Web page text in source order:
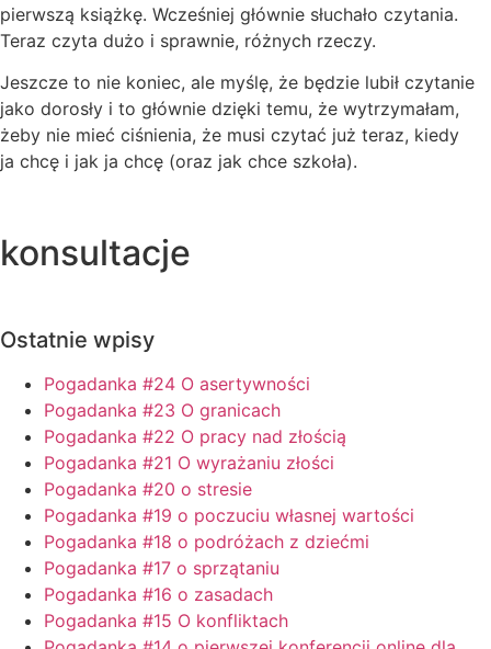
pierwszą książkę. Wcześniej głównie słuchało czytania.
Teraz czyta dużo i sprawnie, różnych rzeczy.
Jeszcze to nie koniec, ale myślę, że będzie lubił czytanie
jako dorosły i to głównie dzięki temu, że wytrzymałam,
żeby nie mieć ciśnienia, że musi czytać już teraz, kiedy
ja chcę i jak ja chcę (oraz jak chce szkoła).
konsultacje
Ostatnie wpisy
Pogadanka #24 O asertywności
Pogadanka #23 O granicach
Pogadanka #22 O pracy nad złością
Pogadanka #21 O wyrażaniu złości
Pogadanka #20 o stresie
Pogadanka #19 o poczuciu własnej wartości
Pogadanka #18 o podróżach z dziećmi
Pogadanka #17 o sprzątaniu
Pogadanka #16 o zasadach
Pogadanka #15 O konfliktach